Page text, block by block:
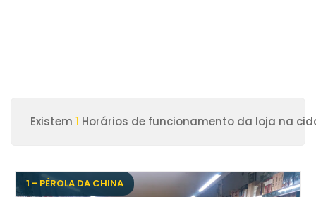
Existem 1 Horários de funcionamento da loja na
1 - PÉROLA DA CHINA